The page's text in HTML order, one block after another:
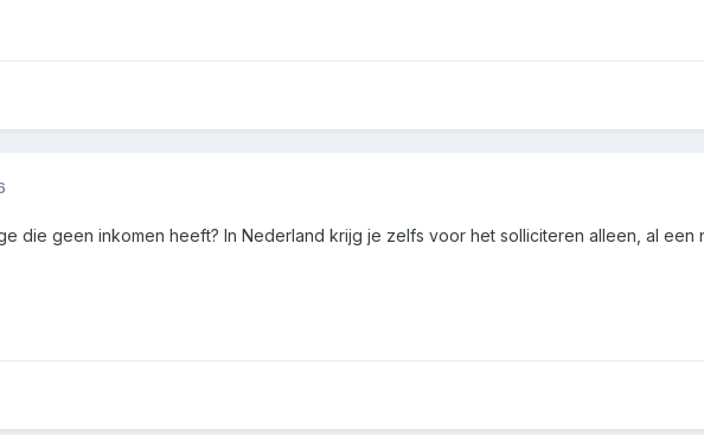
die geen inkomen heeft? In Nederland krijg je zelfs voor het solliciteren alleen, al een